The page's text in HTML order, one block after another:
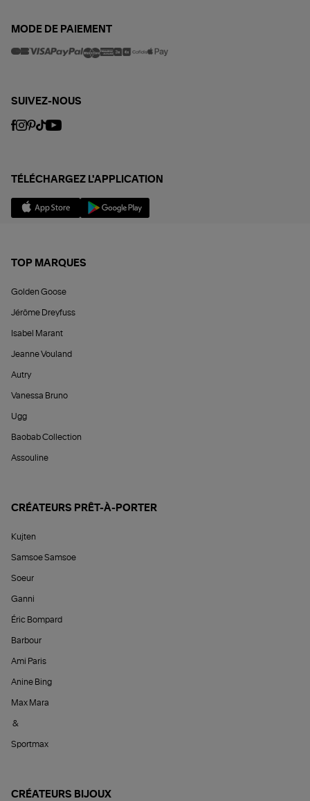
MODE DE PAIEMENT
SUIVEZ-NOUS
TÉLÉCHARGEZ L'APPLICATION
TOP MARQUES
Golden Goose
Jérôme Dreyfuss
Isabel Marant
Jeanne Vouland
Autry
Vanessa Bruno
Ugg
Baobab Collection
Assouline
CRÉATEURS PRÊT-À-PORTER
Kujten
Samsoe Samsoe
Soeur
Ganni
Éric Bompard
Barbour
Ami Paris
Anine Bing
Max Mara
&
Sportmax
CRÉATEURS BIJOUX